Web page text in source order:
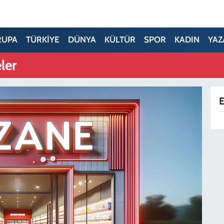
TÜRKİYE DÜNYA KÜLTÜR SPOR KADIN